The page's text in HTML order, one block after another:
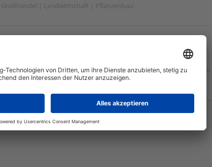
Großhandel | Landwirtschaft | Pflanzenbau
Agrarhandel | Landwirtschaft | Lebensmittelwirtschaft | Pflanzenbau |
Saatzuchtunternehmen